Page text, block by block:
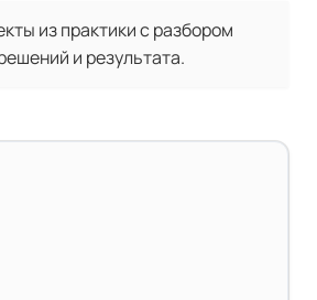
из практики с разбором
и результата.
в ОАЭ